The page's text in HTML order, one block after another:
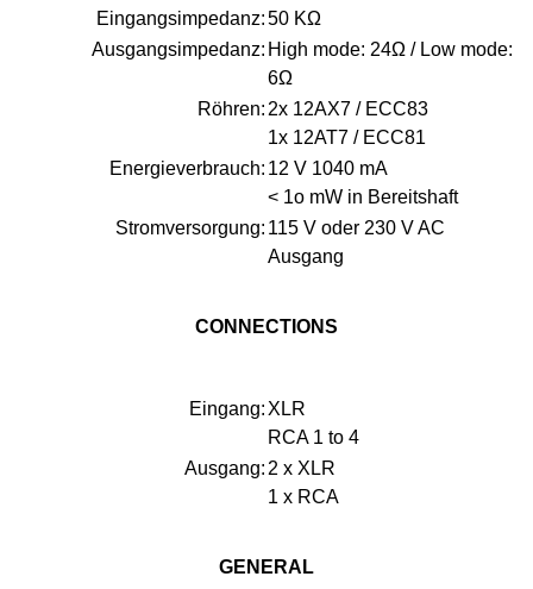
Eingangsimpedanz:50 KΩ
Ausgangsimpedanz: High mode: 24Ω / Low mode:
6Ω
Röhren: 2x 12AX7 / ECC83
1x 12AT7 / ECC81
Energieverbrauch: 12 V 1040 mA
< 1o mW in Bereitshaft
Stromversorgung: 115 V oder 230 V AC
Ausgang
CONNECTIONS
Eingang: XLR
RCA 1 to 4
Ausgang: 2 x XLR
1 x RCA
GENERAL